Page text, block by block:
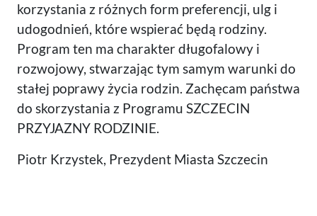
korzystania z różnych form preferencji, ulg i
udogodnień, które wspierać będą rodziny.
Program ten ma charakter długofalowy i
rozwojowy, stwarzając tym samym warunki do
stałej poprawy życia rodzin. Zachęcam państwa
do skorzystania z Programu SZCZECIN
PRZYJAZNY RODZINIE.
Piotr Krzystek, Prezydent Miasta Szczecin